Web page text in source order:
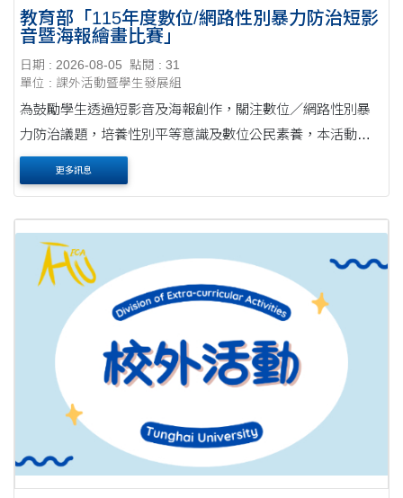
教育部「115年度數位/網路性別暴力防治短影
音暨海報繪畫比賽」
日期 : 2026-08-05
點閱 : 31
單位 : 課外活動暨學生發展組
為鼓勵學生透過短影音及海報創作，關注數位／網路性別暴
力防治議題，培養性別平等意識及數位公民素養，本活動提
供優渥獎金。 本活動相關事宜，可參考本活動官網
(https://deosop.webnode.tw/)，或洽詢劉小姐，電話....
更多訊息